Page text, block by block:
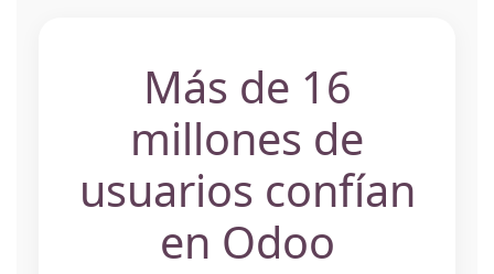
Más de 16
millones de
usuarios confían
en Odoo